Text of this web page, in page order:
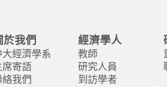
於我們
大經濟學系
席寄語
絡我們
經濟學人
教師
研究人員
到訪學者